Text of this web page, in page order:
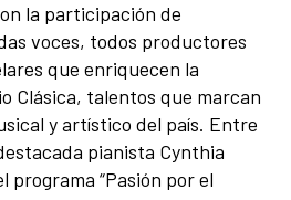
la participación de
voces, todos productores
que enriquecen la
Clásica, talentos que marcan
y artístico del país. Entre
pianista Cynthia
programa “Pasión por el